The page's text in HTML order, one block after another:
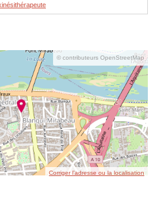
© contributeurs OpenStreetMap
Corriger l’adresse ou la localisation